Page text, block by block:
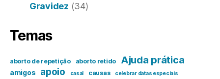
Gravidez (34)
Temas
aborto de repetição aborto retido Ajuda prática
amigos apoio casal causas celebrar datas especiais